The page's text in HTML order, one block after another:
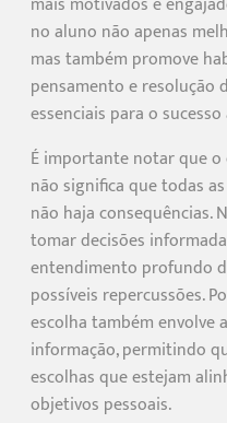
no aluno não apenas
mas também promove
pensamento e resolução
essenciais para o
É importante notar que
não significa que todas
não haja consequências.
tomar decisões
entendimento profundo
possíveis repercussões.
escolha também envolve
informação, permitindo
escolhas que estejam
objetivos pessoais.